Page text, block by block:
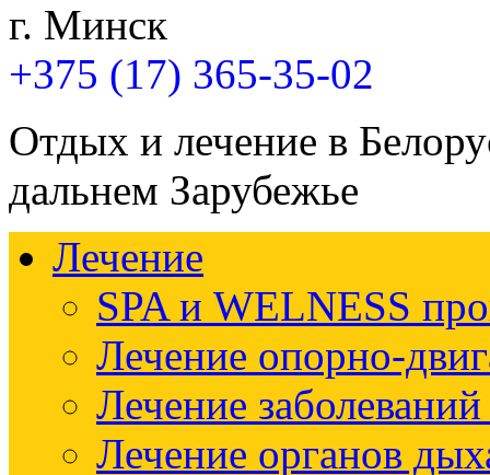
г. Минск
+375 (17) 365-35-02
Отдых и лечение в
дальнем Зарубежье
Лечение
SPA и WELNESS
Лечение опорно-
Лечение
Лечение органов